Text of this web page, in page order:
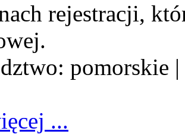
rejestracji,
pomorskie
...